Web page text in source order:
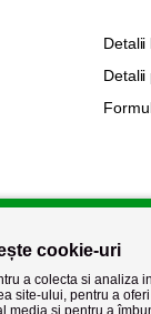
Detalii
Detalii
cookie-uri
a colecta si analiza
site-ului, pentru a
media și pentru a